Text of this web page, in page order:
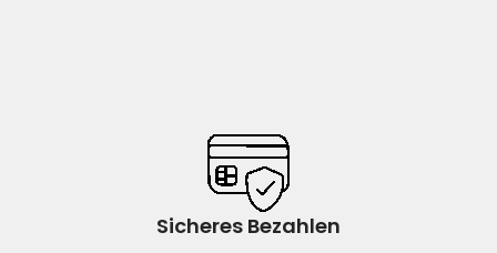
Sicheres Bezahlen